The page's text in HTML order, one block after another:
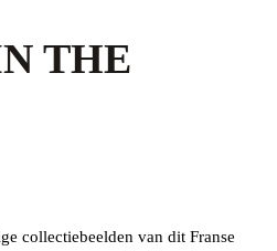
THE
collectiebeelden van dit Franse